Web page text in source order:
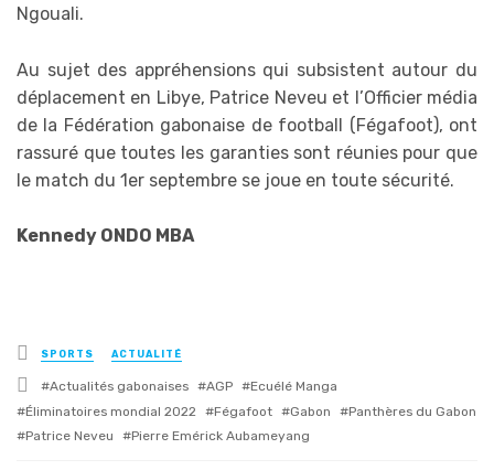
Ngouali.
Au sujet des appréhensions qui subsistent autour du
déplacement en Libye, Patrice Neveu et l’Officier média
de la Fédération gabonaise de football (Fégafoot), ont
rassuré que toutes les garanties sont réunies pour que
le match du 1er septembre se joue en toute sécurité.
Kennedy ONDO MBA
Posted
in
SPORTS ACTUALITÉ
Tagged
with
Actualités gabonaises AGP
Ecuélé Manga
Éliminatoires mondial 2022
Fégafoot Gabon
Panthères du Gabon
Patrice Neveu
Pierre Emérick Aubameyang